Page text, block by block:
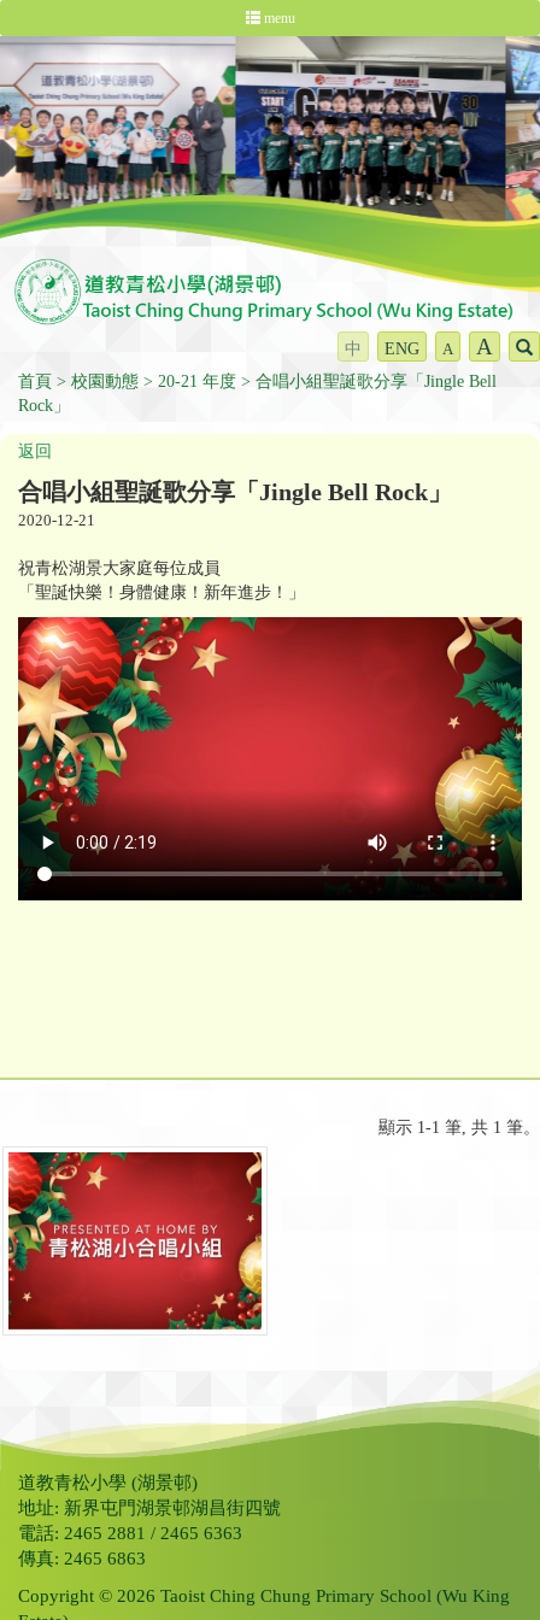
menu
中 ENG A A
首頁 校園動態 20-21 年度
合唱小組聖誕歌分享「Jingle Bell
Rock」
返回
合唱小組聖誕歌分享「Jingle Bell Rock」
2020-12-21
祝青松湖景大家庭每位成員
「聖誕快樂！身體健康！新年進步！」
顯示 1-1 筆, 共 1 筆。
道教青松小學 (湖景邨)
地址: 新界屯門湖景邨湖昌街四號
電話: 2465 2881 / 2465 6363
傳真: 2465 6863
Copyright © 2026 Taoist Ching Chung Primary School (Wu King